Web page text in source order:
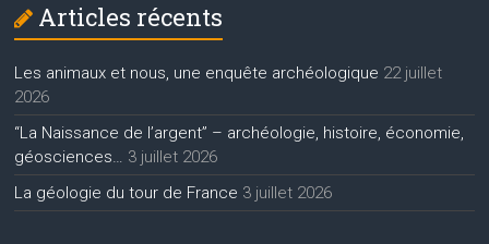
Articles récents
Les animaux et nous, une enquête archéologique 22 juillet
2026
“La Naissance de l’argent” – archéologie, histoire, économie,
géosciences… 3 juillet 2026
La géologie du tour de France 3 juillet 2026